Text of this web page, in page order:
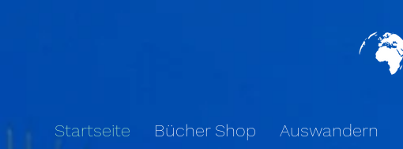
Startseite Bücher Shop Auswandern